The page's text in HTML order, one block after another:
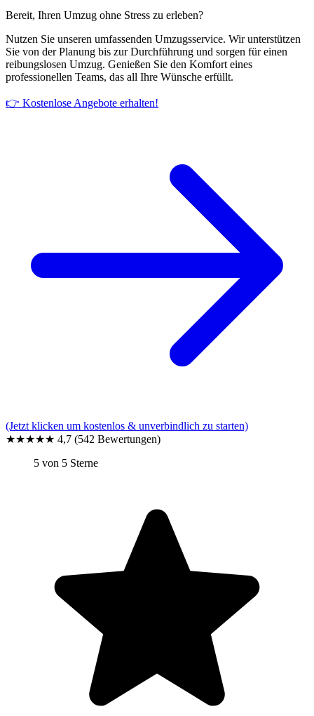
Bereit, Ihren Umzug ohne Stress zu erleben?
Nutzen Sie unseren umfassenden Umzugsservice. Wir unterstützen
Sie von der Planung bis zur Durchführung und sorgen für einen
reibungslosen Umzug. Genießen Sie den Komfort eines
professionellen Teams, das all Ihre Wünsche erfüllt.
👉 Kostenlose Angebote erhalten!
(Jetzt klicken um kostenlos & unverbindlich zu starten)
★★★★★ 4,7 (542 Bewertungen)
5 von 5 Sterne